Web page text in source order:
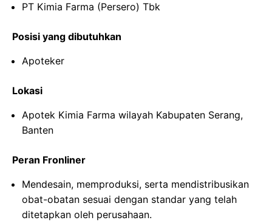
PT Kimia Farma (Persero) Tbk
Posisi yang dibutuhkan
Apoteker
Lokasi
Apotek Kimia Farma wilayah Kabupaten Serang,
Banten
Peran Fronliner
Mendesain, memproduksi, serta mendistribusikan
obat-obatan sesuai dengan standar yang telah
ditetapkan oleh perusahaan.